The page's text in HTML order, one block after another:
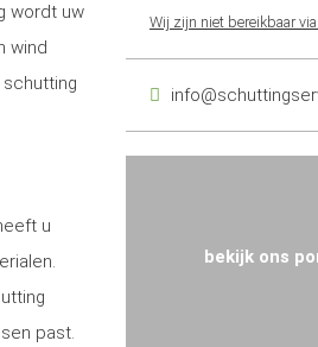
wordt uw
wind
u
past.
Wij zijn niet bereikbaar
bekijk ons